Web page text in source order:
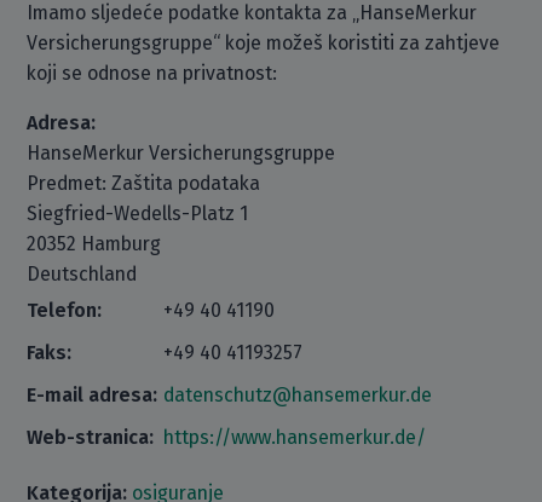
Imamo sljedeće podatke kontakta za „HanseMerkur
Versicherungsgruppe“ koje možeš koristiti za zahtjeve
koji se odnose na privatnost:
Adresa:
HanseMerkur Versicherungsgruppe
Predmet: Zaštita podataka
Siegfried-Wedells-Platz 1
20352 Hamburg
Deutschland
Telefon:
+49 40 41190
Faks:
+49 40 41193257
E-mail adresa: datenschutz@hansemerkur.de
Web-stranica: https://www.hansemerkur.de/
Kategorija: osiguranje